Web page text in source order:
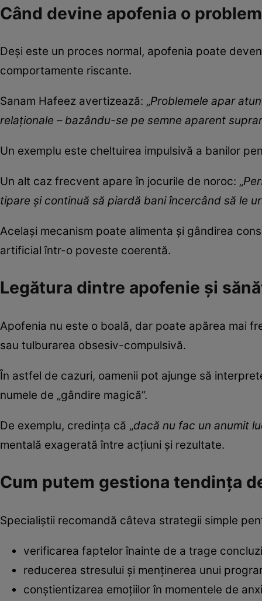
Când devine apofenia o
Deși este un proces normal, apofenia poate
comportamente riscante.
Sanam Hafeez avertizează: „Problemele apar
relaționale – bazându-se pe semne aparent
Un exemplu este cheltuirea impulsivă a banilor
Un alt caz frecvent apare în jocurile de noroc: „
tipare și continuă să piardă bani încercând să le
Același mecanism poate alimenta și gândirea
artificial într-o poveste coerentă.
Legătura dintre apofenie și
Apofenia nu este o boală, dar poate apărea mai
sau tulburarea obsesiv-compulsivă.
În astfel de cazuri, oamenii pot ajunge să
numele de „gândire magică”.
De exemplu, credința că „dacă nu fac un anumit
mentală exagerată între acțiuni și rezultate.
Cum putem gestiona tendința
Specialiștii recomandă câteva strategii simple
verificarea faptelor înainte de a trage
reducerea stresului și menținerea unui
conștientizarea emoțiilor în momentele de